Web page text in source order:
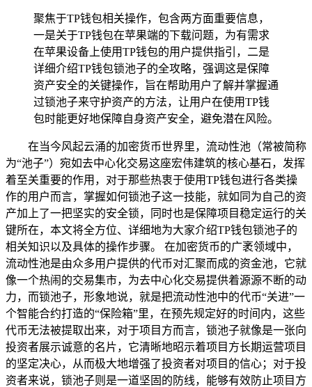
聚焦于TP钱包相关操作，包含两方面重要信息，
一是关于TP钱包在苹果端的下载问题，为有需求
在苹果设备上使用TP钱包的用户提供指引，二是
详细介绍TP钱包锁池子的全攻略，强调这是保障
资产安全的关键操作，旨在帮助用户了解并掌握通
过锁池子来守护资产的方法，让用户在使用TP钱
包时能更好地保障自身资产安全，避免潜在风险。
在当今风起云涌的加密货币世界里，流动性池（常被简称
为“池子”）宛如去中心化交易这座宏伟建筑的核心基石，发挥
着至关重要的作用，对于那些热衷于使用TP钱包进行各类操
作的用户而言，掌握如何锁池子这一技能，就如同为自己的资
产加上了一把坚实的安全锁，同时也是保障项目稳定运行的关
键所在，本文将全方位、详细地为大家介绍TP钱包锁池子的
相关知识以及具体的操作步骤。 在加密货币的广袤领域中，
流动性池是由众多用户提供的代币对汇聚而成的资金池，它就
像一个热闹的交易集市，为去中心化交易提供着源源不断的动
力，而锁池子，形象地说，就是把流动性池中的代币“关进”一
个智能合约打造的“保险箱”里，在预先规定好的时间内，这些
代币无法被提取出来，对于项目方而言，锁池子就像是一张向
投资者展示诚意的名片，它清晰地昭示着项目方长期运营项目
的坚定决心，从而极大地增强了投资者对项目的信心；对于投
资者来说，锁池子则是一道坚固的防线，能够有效防止项目方